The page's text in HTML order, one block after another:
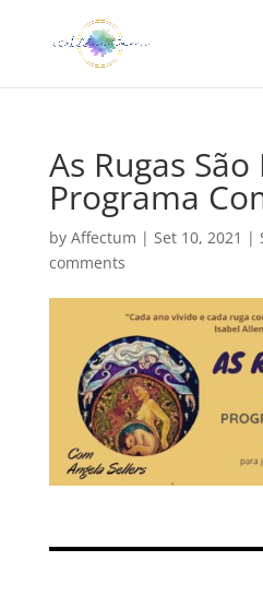
As Rugas São
Programa
by Affectum | Set 10, 2021 |
comments